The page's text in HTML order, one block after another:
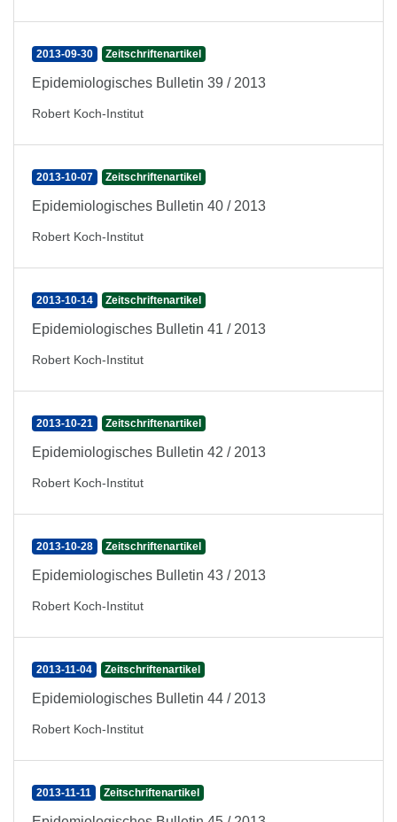
2013-09-30 Zeitschriftenartikel
Epidemiologisches Bulletin 39 / 2013
Robert Koch-Institut
2013-10-07 Zeitschriftenartikel
Epidemiologisches Bulletin 40 / 2013
Robert Koch-Institut
2013-10-14 Zeitschriftenartikel
Epidemiologisches Bulletin 41 / 2013
Robert Koch-Institut
2013-10-21 Zeitschriftenartikel
Epidemiologisches Bulletin 42 / 2013
Robert Koch-Institut
2013-10-28 Zeitschriftenartikel
Epidemiologisches Bulletin 43 / 2013
Robert Koch-Institut
2013-11-04 Zeitschriftenartikel
Epidemiologisches Bulletin 44 / 2013
Robert Koch-Institut
2013-11-11 Zeitschriftenartikel